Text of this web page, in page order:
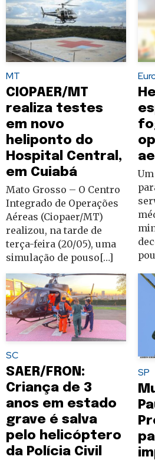
MT
CIOPAER/MT
realiza testes
em novo
heliponto do
Hospital Central,
em Cuiabá
Mato Grosso – O Centro
Integrado de Operações
Aéreas (Ciopaer/MT)
realizou, na tarde de
terça-feira (20/05), uma
simulação de pouso[…]
SC
SAER/FRON:
Criança de 3
anos em estado
grave é salva
pelo helicóptero
da Polícia Civil
SP